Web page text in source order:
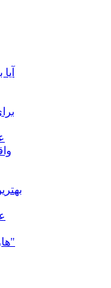
هاوكينگ : "موجودات فضايي وجود دارند"